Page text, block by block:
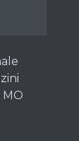
MO